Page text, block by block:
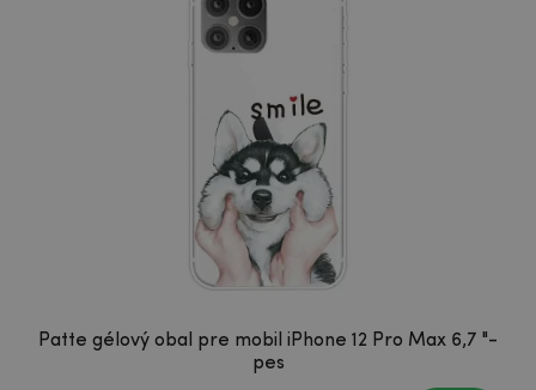
Patte gélový obal pre mobil iPhone 12 Pro Max 6,7 "-
pes